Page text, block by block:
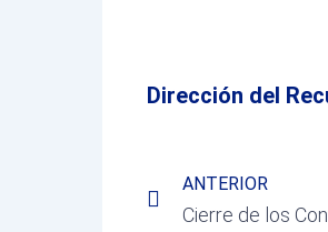
Dirección del
ANTERIOR
Cierre de los